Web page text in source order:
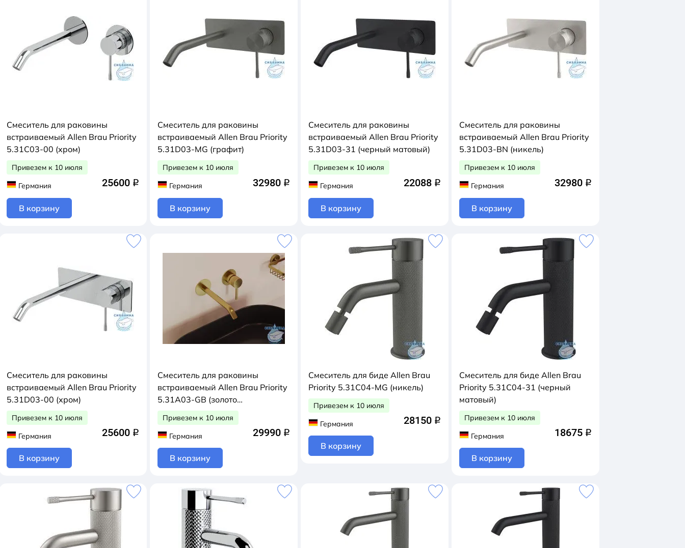
Смеситель для раковины
встраиваемый Allen Brau Priority
5.31C03-00 (хром)
Привезем к 10 июля
Германия
25600 q
В корзину
Смеситель для раковины
встраиваемый Allen Brau Priority
5.31D03-MG (графит)
Привезем к 10 июля
Германия
32980 q
В корзину
Смеситель для раковины
встраиваемый Allen Brau Priority
5.31D03-31 (черный матовый)
Привезем к 10 июля
Германия
22088 q
В корзину
Смеситель для раковины
встраиваемый Allen Brau Priority
5.31D03-BN (никель)
Привезем к 10 июля
Германия
32980 q
В корзину
Смеситель для раковины
встраиваемый Allen Brau Priority
5.31D03-00 (хром)
Привезем к 10 июля
Германия
25600 q
В корзину
Смеситель для раковины
встраиваемый Allen Brau Priority
5.31A03-GB (золото
брашированное)
Привезем к 10 июля
Германия
29990 q
В корзину
Смеситель для биде Allen Brau
Priority 5.31С04-MG (никель)
Привезем к 10 июля
Германия
28150 q
В корзину
Смеситель для биде Allen Brau
Priority 5.31С04-31 (черный
матовый)
Привезем к 10 июля
Германия
18675 q
В корзину